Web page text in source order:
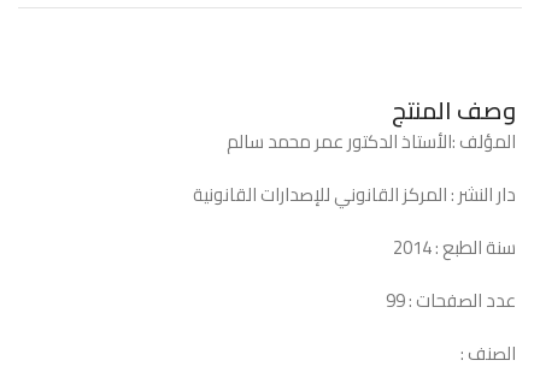
وصف المنتج
المؤلف :الأستاذ الدكتور عمر محمد سالم
دار النشر : المركز القانوني للإصدارات القانونية
سنة الطبع : 2014
عدد الصفحات : 99
الصنف :